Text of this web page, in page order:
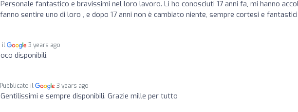
Personale fantastico e bravissimi nel loro lavoro. Li ho conosciuti 17 anni fa, mi hanno
sentire uno di loro , e dopo 17 anni non è cambiato niente, sempre cortesi e fantastici
il 3 years ago
disponibili.
Pubblicato il 3 years ago
Gentilissimi e sempre disponibili. Grazie mille per tutto